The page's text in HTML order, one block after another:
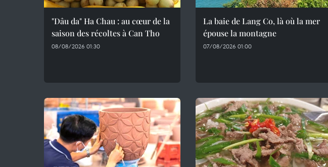
"Dâu da" Ha Chau : au cœur de la
saison des récoltes à Can Tho
08/08/2026 01:30
La baie de Lang Co, là où la mer
épouse la montagne
07/08/2026 01:00